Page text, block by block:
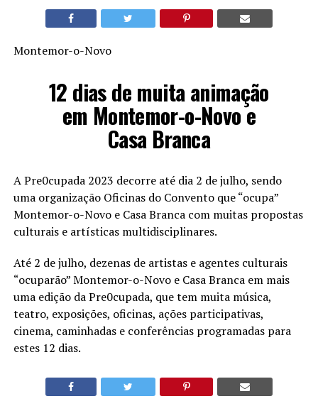
Montemor-o-Novo
12 dias de muita animação
em Montemor-o-Novo e
Casa Branca
A Pre0cupada 2023 decorre até dia 2 de julho, sendo
uma organização Oficinas do Convento que “ocupa”
Montemor-o-Novo e Casa Branca com muitas propostas
culturais e artísticas multidisciplinares.
Até 2 de julho, dezenas de artistas e agentes culturais
“ocuparão” Montemor-o-Novo e Casa Branca em mais
uma edição da Pre0cupada, que tem muita música,
teatro, exposições, oficinas, ações participativas,
cinema, caminhadas e conferências programadas para
estes 12 dias.